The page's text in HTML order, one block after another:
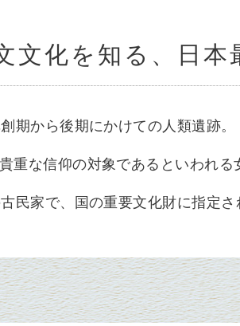
文化を知る、日本
期から後期にかけての人類遺跡。
重な信仰の対象であるといわれ
民家で、国の重要文化財に指定